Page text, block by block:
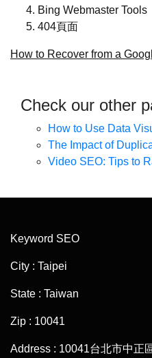
Bing Webmaster Tools
404頁面
How to Recover from a
Check our other
How to Use Data
The Impact of
Video SEO: Tips to
Keyword SEO
City : Taipei
State : Taiwan
Zip : 10041
Address : 10041台北市中正